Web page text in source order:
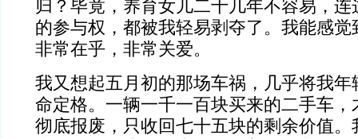
归？毕竟，养育女儿二十几年不容易，
的参与权，都被我轻易剥夺了。我能感觉
非常在乎，非常关爱。
我又想起五月初的那场车祸，几乎将我年
命定格。一辆一千一百块买来的二手车，
彻底报废，只收回七十五块的剩余价值。